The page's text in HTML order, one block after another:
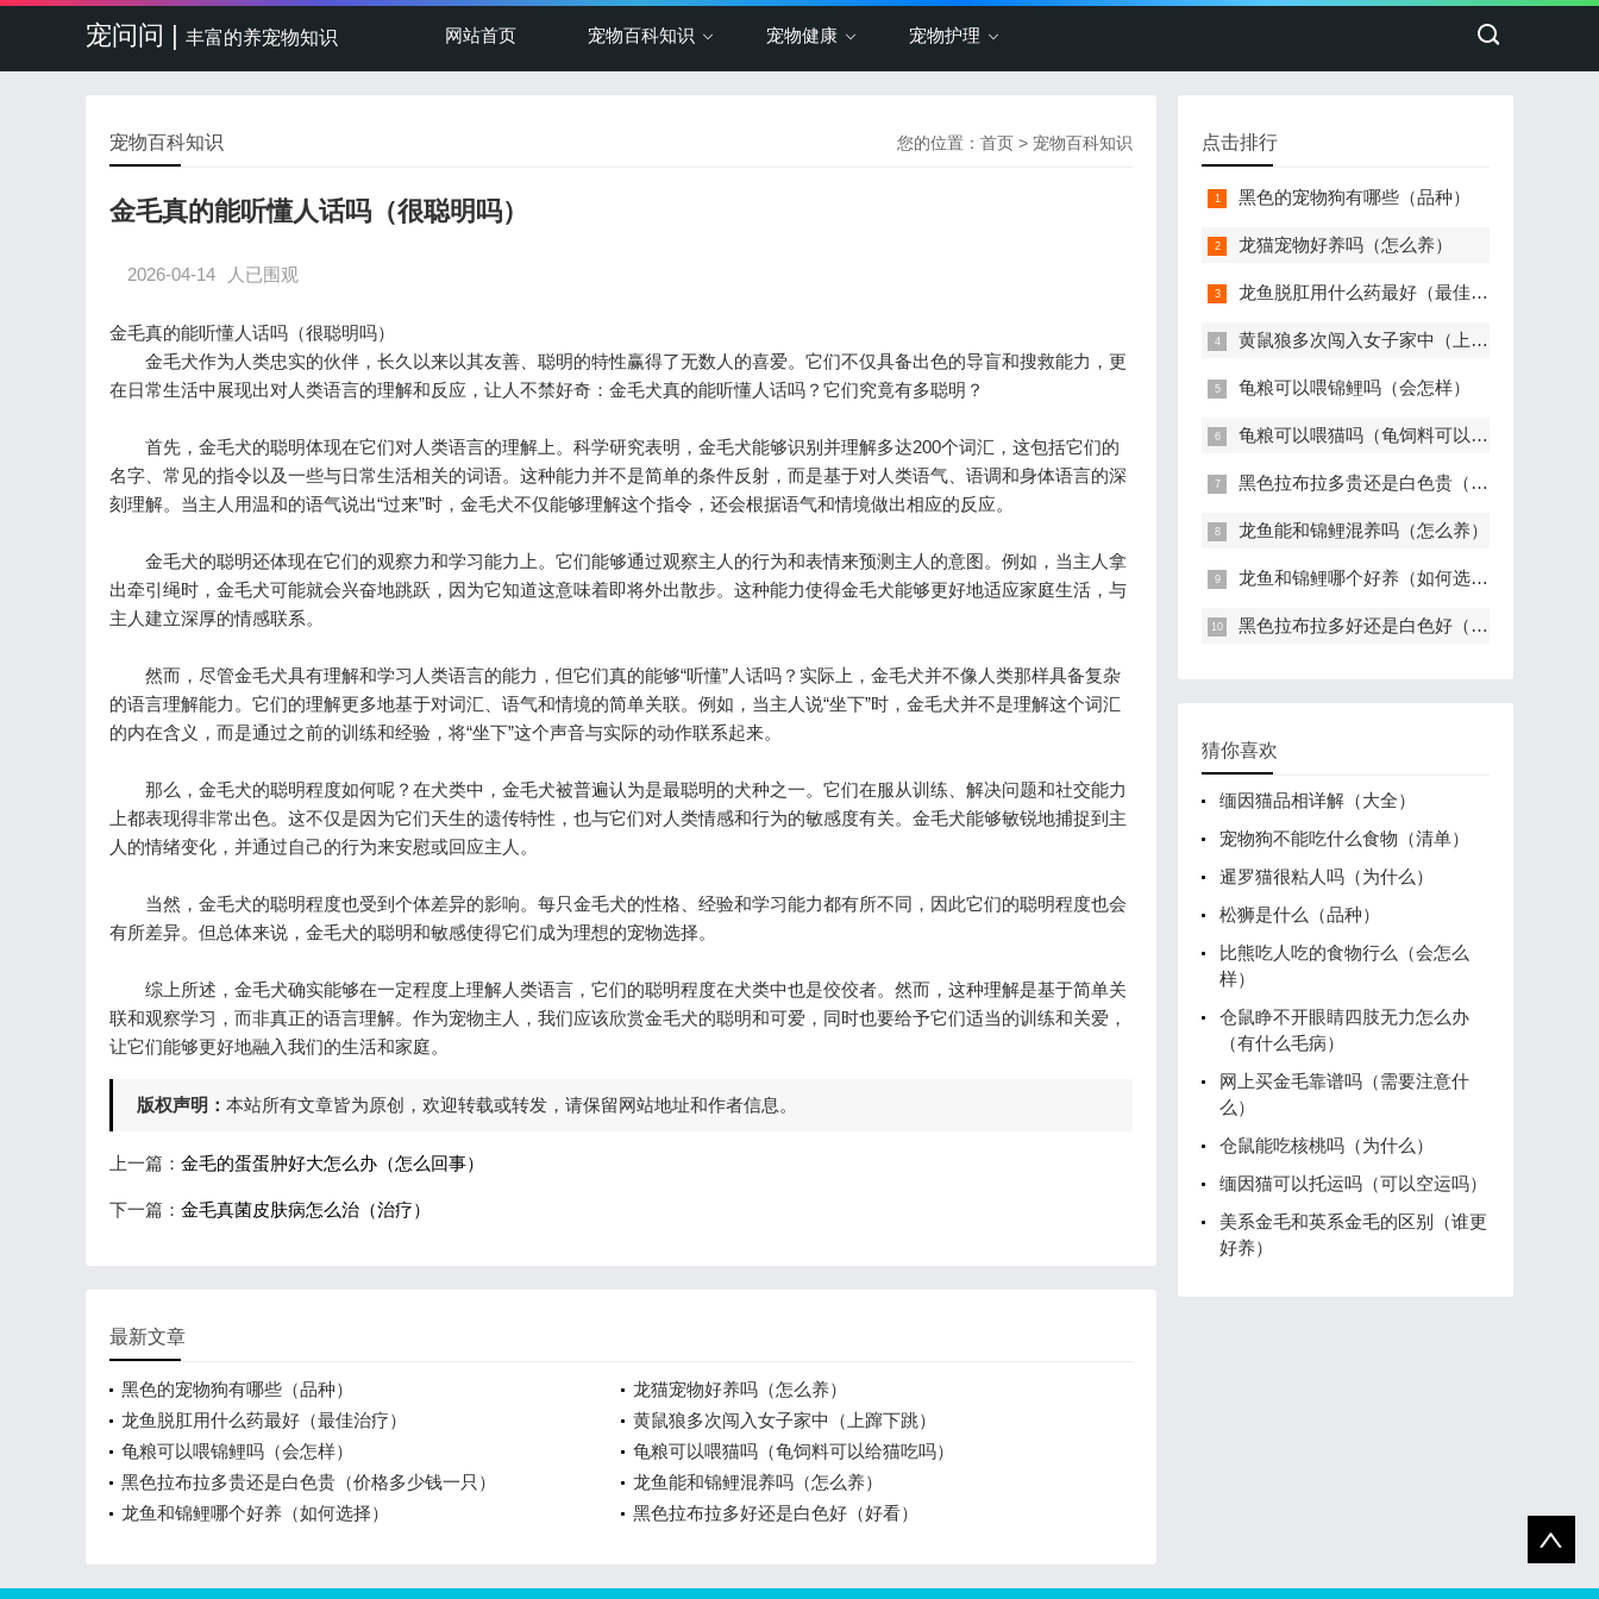
宠问问 | 丰富的养宠物知识 网站首页 宠物百科知识 宠物健康 宠物护理
您的位置： 首页 > 宠物百科知识
宠物百科知识
金毛真的能听懂人话吗（很聪明吗）
2026-04-14 人已围观
金毛真的能听懂人话吗（很聪明吗）
金毛犬作为人类忠实的伙伴，长久以来以其友善、聪明的特性赢得了无数人的喜爱。它们不仅具备出色的导盲和搜救能力，更
在日常生活中展现出对人类语言的理解和反应，让人不禁好奇：金毛犬真的能听懂人话吗？它们究竟有多聪明？
首先，金毛犬的聪明体现在它们对人类语言的理解上。科学研究表明，金毛犬能够识别并理解多达200个词汇，这包括它们的
名字、常见的指令以及一些与日常生活相关的词语。这种能力并不是简单的条件反射，而是基于对人类语气、语调和身体语言的深
刻理解。当主人用温和的语气说出“过来”时，金毛犬不仅能够理解这个指令，还会根据语气和情境做出相应的反应。
金毛犬的聪明还体现在它们的观察力和学习能力上。它们能够通过观察主人的行为和表情来预测主人的意图。例如，当主人拿
出牵引绳时，金毛犬可能就会兴奋地跳跃，因为它知道这意味着即将外出散步。这种能力使得金毛犬能够更好地适应家庭生活，与
主人建立深厚的情感联系。
然而，尽管金毛犬具有理解和学习人类语言的能力，但它们真的能够“听懂”人话吗？实际上，金毛犬并不像人类那样具备复杂
的语言理解能力。它们的理解更多地基于对词汇、语气和情境的简单关联。例如，当主人说“坐下”时，金毛犬并不是理解这个词汇
的内在含义，而是通过之前的训练和经验，将“坐下”这个声音与实际的动作联系起来。
那么，金毛犬的聪明程度如何呢？在犬类中，金毛犬被普遍认为是最聪明的犬种之一。它们在服从训练、解决问题和社交能力
上都表现得非常出色。这不仅是因为它们天生的遗传特性，也与它们对人类情感和行为的敏感度有关。金毛犬能够敏锐地捕捉到主
人的情绪变化，并通过自己的行为来安慰或回应主人。
当然，金毛犬的聪明程度也受到个体差异的影响。每只金毛犬的性格、经验和学习能力都有所不同，因此它们的聪明程度也会
有所差异。但总体来说，金毛犬的聪明和敏感使得它们成为理想的宠物选择。
综上所述，金毛犬确实能够在一定程度上理解人类语言，它们的聪明程度在犬类中也是佼佼者。然而，这种理解是基于简单关
联和观察学习，而非真正的语言理解。作为宠物主人，我们应该欣赏金毛犬的聪明和可爱，同时也要给予它们适当的训练和关爱，
让它们能够更好地融入我们的生活和家庭。
版权声明： 本站所有文章皆为原创，欢迎转载或转发，请保留网站地址和作者信息。
上一篇： 金毛的蛋蛋肿好大怎么办（怎么回事）
下一篇： 金毛真菌皮肤病怎么治（治疗）
最新文章
黑色的宠物狗有哪些（品种）
龙猫宠物好养吗（怎么养）
龙鱼脱肛用什么药最好（最佳治疗）
黄鼠狼多次闯入女子家中（上蹿下跳）
龟粮可以喂锦鲤吗（会怎样）
龟粮可以喂猫吗（龟饲料可以给猫吃吗）
黑色拉布拉多贵还是白色贵（价格多少钱一只）
龙鱼能和锦鲤混养吗（怎么养）
龙鱼和锦鲤哪个好养（如何选择）
黑色拉布拉多好还是白色好（好看）
点击排行
黑色的宠物狗有哪些（品种）
龙猫宠物好养吗（怎么养）
龙鱼脱肛用什么药最好（最佳治疗）
黄鼠狼多次闯入女子家中（上蹿下跳）
龟粮可以喂锦鲤吗（会怎样）
龟粮可以喂猫吗（龟饲料可以给猫吃吗）
黑色拉布拉多贵还是白色贵（价格多少钱一只）
龙鱼能和锦鲤混养吗（怎么养）
龙鱼和锦鲤哪个好养（如何选择）
黑色拉布拉多好还是白色好（好看）
猜你喜欢
缅因猫品相详解（大全）
宠物狗不能吃什么食物（清单）
暹罗猫很粘人吗（为什么）
松狮是什么（品种）
比熊吃人吃的食物行么（会怎么
样）
仓鼠睁不开眼睛四肢无力怎么办
（有什么毛病）
网上买金毛靠谱吗（需要注意什
么）
仓鼠能吃核桃吗（为什么）
缅因猫可以托运吗（可以空运吗）
美系金毛和英系金毛的区别（谁更
好养）